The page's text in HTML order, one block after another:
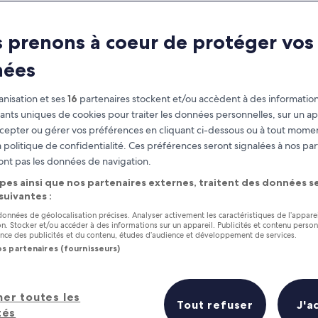
to Find Bangkok’s Best Pad
prenons à coeur de protéger vos
et ses16 partenaires stockent et/ou accèdent à des
uniques de cookies pour traiter les données personnelles, sur un
ou gérer vos préférences en cliquant ci-dessous ou à tout
politique de confidentialité. Ces préférences seront signalées à nos
pas les données de navigation.
ainsi que nos partenaires externes, traitent des données
:
de géolocalisation précises. Analyser activement les caractéristiques de
Stocker et/ou accéder à des informations sur un appareil. Publicités et contenu
des publicités et du contenu, études d’audience et développement de services.
partenaires (fournisseurs)
toutes les
Tout refuser